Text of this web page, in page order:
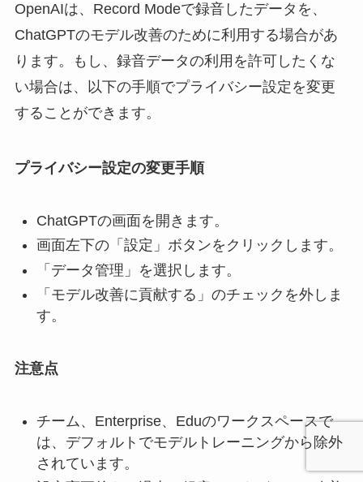
OpenAIは、Record Modeで録音したデータを、
ChatGPTのモデル改善のために利用する場合があ
ります。もし、録音データの利用を許可したくな
い場合は、以下の手順でプライバシー設定を変更
することができます。
プライバシー設定の変更手順
ChatGPTの画面を開きます。
画面左下の「設定」ボタンをクリックします。
「データ管理」を選択します。
「モデル改善に貢献する」のチェックを外しま
す。
注意点
チーム、Enterprise、Eduのワークスペースで
は、デフォルトでモデルトレーニングから除外
されています。